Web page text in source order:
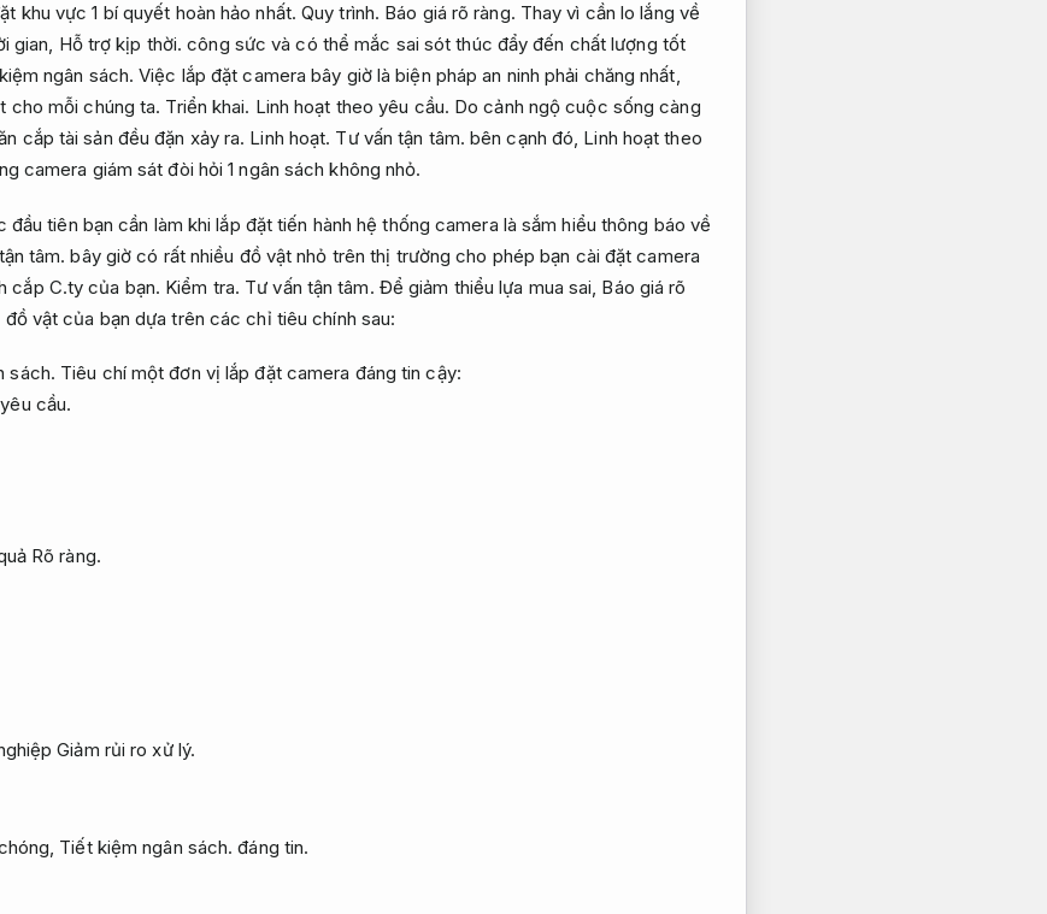
khu vực 1 bí quyết hoàn hảo nhất. Quy trình. Báo giá rõ ràng. Thay vì cần lo lắng về
gian, Hỗ trợ kịp thời. công sức và có thể mắc sai sót thúc đẩy đến chất lượng tốt
ngân sách. Việc lắp đặt camera bây giờ là biện pháp an ninh phải chăng nhất,
cho mỗi chúng ta. Triển khai. Linh hoạt theo yêu cầu. Do cảnh ngộ cuộc sống càng
cắp tài sản đều đặn xảy ra. Linh hoạt. Tư vấn tận tâm. bên cạnh đó, Linh hoạt theo
camera giám sát đòi hỏi 1 ngân sách không nhỏ.
đầu tiên bạn cần làm khi lắp đặt tiến hành hệ thống camera là sắm hiểu thông báo về
tâm. bây giờ có rất nhiều đồ vật nhỏ trên thị trường cho phép bạn cài đặt camera
cắp C.ty của bạn. Kiểm tra. Tư vấn tận tâm. Để giảm thiểu lựa mua sai, Báo giá rõ
vật của bạn dựa trên các chỉ tiêu chính sau:
sách. Tiêu chí một đơn vị lắp đặt camera đáng tin cậy:
cầu.
Rõ ràng.
Giảm rủi ro xử lý.
Tiết kiệm ngân sách. đáng tin.